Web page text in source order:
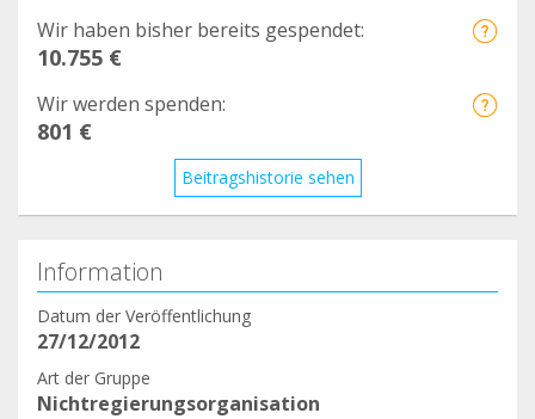
Wir haben bisher bereits gespendet:
10.755 €
Wir werden spenden:
801 €
Beitragshistorie sehen
Information
Datum der Veröffentlichung
27/12/2012
Art der Gruppe
Nichtregierungsorganisation